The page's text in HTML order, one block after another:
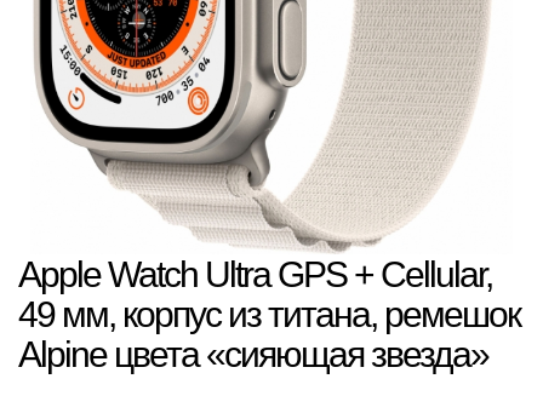
Apple Watch Ultra GPS + Cellular,
49 мм, корпус из титана, ремешок
Alpine цвета «сияющая звезда»